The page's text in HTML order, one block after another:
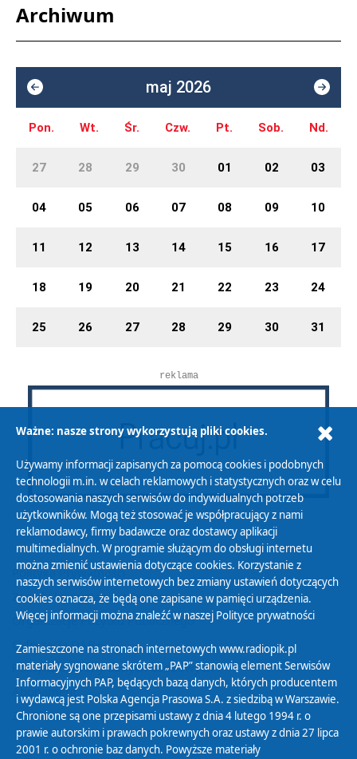
Archiwum
maj 2026
Pon. Wt. Śr. Czw. Pt. Sob. Nd.
27 28 29 30 01 02 03
04 05 06 07 08 09 10
11 12 13 14 15 16 17
18 19 20 21 22 23 24
25 26 27 28 29 30 31
reklama
Polityka Prywatności
Zasady korzystania z Serwisu
Organizacje Pożytku Publicznego
Cyfryzacja DAB+
Polityka ochrony danych osobowych
Abonament
Zamówienia publiczne
Ważne: nasze strony wykorzystują pliki cookies.
Używamy informacji zapisanych za pomocą cookies i podobnych
technologii m.in. w celach reklamowych i statystycznych oraz w celu
dostosowania naszych serwisów do indywidualnych potrzeb
użytkowników. Mogą też stosować je współpracujący z nami
reklamodawcy, firmy badawcze oraz dostawcy aplikacji
multimedialnych. W programie służącym do obsługi internetu
można zmienić ustawienia dotyczące cookies. Korzystanie z
naszych serwisów internetowych bez zmiany ustawień dotyczących
cookies oznacza, że będą one zapisane w pamięci urządzenia.
Więcej informacji można znaleźć w naszej Polityce prywatności
Zamieszczone na stronach internetowych www.radiopik.pl
materiały sygnowane skrótem „PAP” stanowią element Serwisów
Informacyjnych PAP, będących bazą danych, których producentem
i wydawcą jest Polska Agencja Prasowa S.A. z siedzibą w Warszawie.
Chronione są one przepisami ustawy z dnia 4 lutego 1994 r. o
prawie autorskim i prawach pokrewnych oraz ustawy z dnia 27 lipca
2001 r. o ochronie baz danych. Powyższe materiały